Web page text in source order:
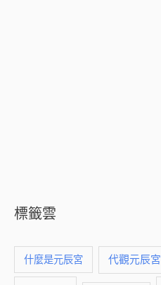
標籤雲
什麼是元辰宮 代觀元辰宮